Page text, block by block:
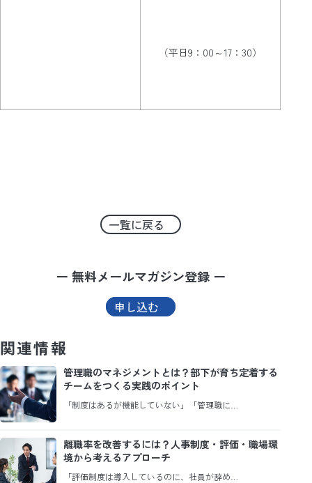
（平日9：00～17：30）
一覧に戻る
ー 無料メールマガジン登録 ー
申し込む
関連情報
管理職のマネジメントとは？部下が育ち定着する
チームをつくる実践のポイント
「制度はあるが機能していない」「管理職に…
離職率を改善するには？人事制度・評価・職場環
境から考えるアプローチ
「評価制度は導入しているのに、社員が辞め…